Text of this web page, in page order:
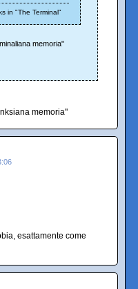
in "The Terminal"
memoria"
memoria"
esattamente come